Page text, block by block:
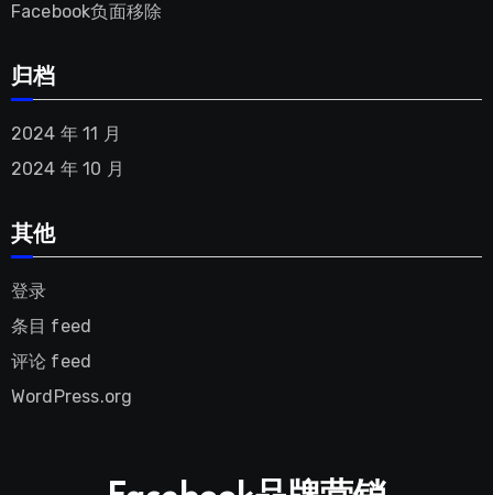
Facebook负面移除
归档
2024 年 11 月
2024 年 10 月
其他
登录
条目 feed
评论 feed
WordPress.org